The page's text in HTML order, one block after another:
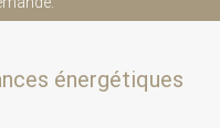
énergétiques